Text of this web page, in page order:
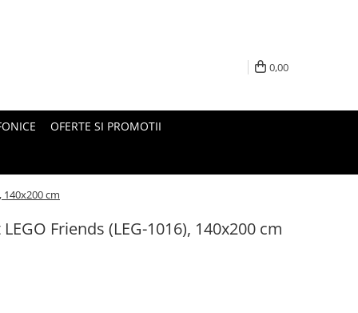
0,00
OFERTE SI PROMOTII
140x200 cm
Friends (LEG-1016), 140x200 cm